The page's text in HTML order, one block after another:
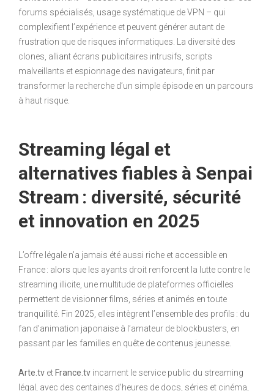
forums spécialisés, usage systématique de VPN – qui
complexifient l’expérience et peuvent générer autant de
frustration que de risques informatiques. La diversité des
clones, alliant écrans publicitaires intrusifs, scripts
malveillants et espionnage des navigateurs, finit par
transformer la recherche d’un simple épisode en un parcours
à haut risque.
Streaming légal et
alternatives fiables à Senpai
Stream : diversité, sécurité
et innovation en 2025
L’offre légale n’a jamais été aussi riche et accessible en
France : alors que les ayants droit renforcent la lutte contre le
streaming illicite, une multitude de plateformes officielles
permettent de visionner films, séries et animés en toute
tranquillité. Fin 2025, elles intègrent l’ensemble des profils : du
fan d’animation japonaise à l’amateur de blockbusters, en
passant par les familles en quête de contenus jeunesse.
Arte.tv et France.tv incarnent le service public du streaming
légal, avec des centaines d’heures de docs, séries et cinéma,